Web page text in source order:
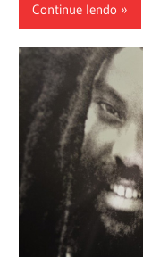
Continue lendo